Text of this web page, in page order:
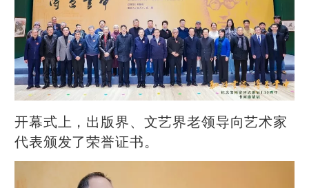
开幕式上，出版界、文艺界老领导向艺术家
代表颁发了荣誉证书。